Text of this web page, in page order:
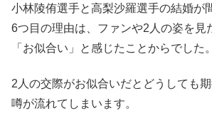
小林陵侑選手と高梨沙羅選手の結婚が
6つ目の理由は、ファンや2人の姿を見
「お似合い」と感じたことからでした。
2人の交際がお似合いだとどうしても
噂が流れてしまいます。